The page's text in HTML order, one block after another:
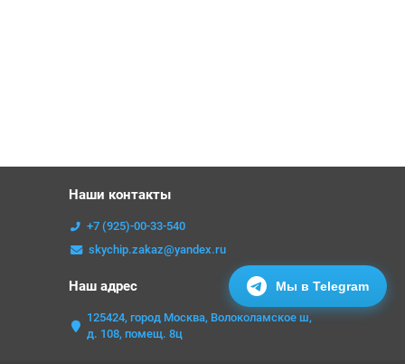
Мы в Telegram
Наши контакты
+7 (925)-00-33-540
skychip.zakaz@yandex.ru
Наш адрес
125424, город Москва, Волоколамское ш,
д. 108, помещ. 8ц